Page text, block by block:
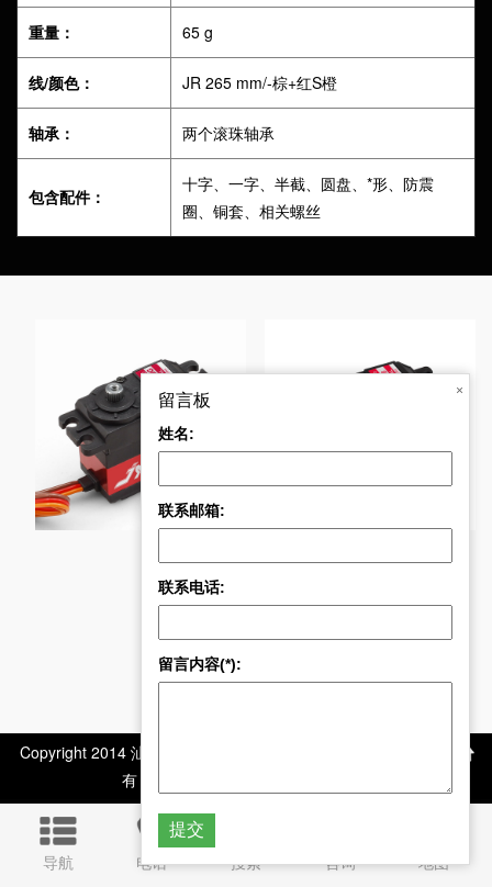
重量： 65 g
线/颜色： JR 265 mm/-棕+红S橙
轴承： 两个滚珠轴承
包含配件：
十字、一字、半截、圆盘、*形、防震
圈、铜套、相关螺丝
PDI-4611MG 11KG
留言板
姓名:
联系邮箱:
联系电话:
留言内容(*):
×
Copyright 2014 汕头市极限电子科技有限公司 版权所
有 All Rights Reserved
导航 电话 搜索 咨询 地图